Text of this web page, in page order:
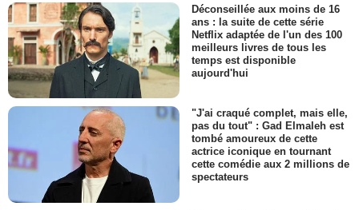
Déconseillée aux moins de 16
ans : la suite de cette série
Netflix adaptée de l'un des 100
meilleurs livres de tous les
temps est disponible
aujourd'hui
"J'ai craqué complet, mais elle,
pas du tout" : Gad Elmaleh est
tombé amoureux de cette
actrice iconique en tournant
cette comédie aux 2 millions de
spectateurs